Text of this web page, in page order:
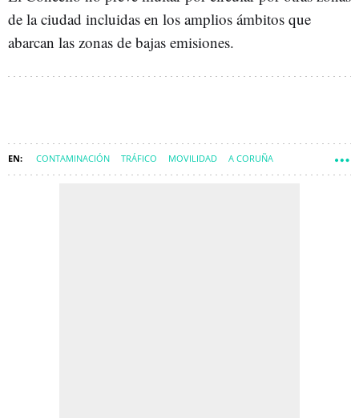
de la ciudad incluidas en los amplios ámbitos que
abarcan las zonas de bajas emisiones.
CONTAMINACIÓN TRÁFICO MOVILIDAD A CORUÑA